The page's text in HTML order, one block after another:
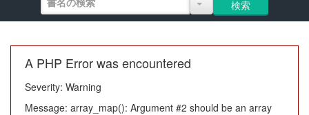
A PHP Error was encountered
Severity: Warning
Message: array_map(): Argument #2 should be an array